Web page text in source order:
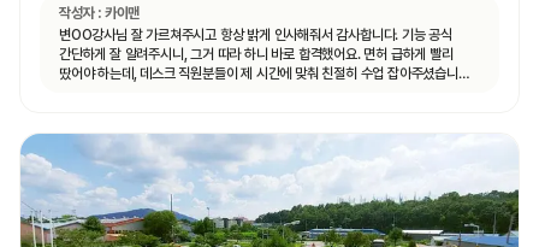
작성자 : 카이맨
변OO강사님 잘 가르쳐주시고 항상 밝게 인사해줘서 감사합니다. 기능 공식
간단하게 잘 알려주시니, 그거 따라 하니 바로 합격했어요. 면허 급하게 빨리
땄어야 하는데, 데스크 직원분들이 제 시간에 맞춰 친절히 수업 잡아주셨습니다.